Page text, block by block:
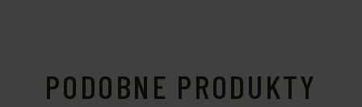
PODOBNE PRODUKTY